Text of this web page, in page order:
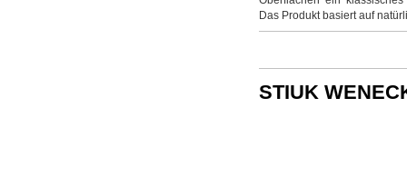
Das Produkt basiert auf
STIUK